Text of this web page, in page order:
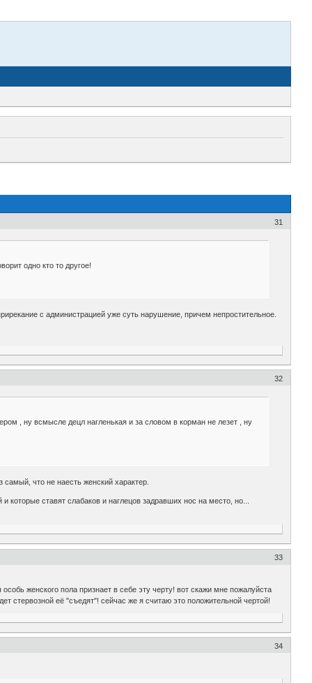
31
одно кто то другое!
с администрацией уже суть нарушение, причем непростительное.
32
, ну всмысле децл нагленькая и за словом в корман не лезет , ну
что не наесть женский характер.
ставят слабаков и наглецов задравших нос на место, но...
33
женского пола признает в себе эту черту! вот скажи мне пожалуйста
стервозной её "съедят"! сейчас же я считаю это положительной чертой!
34